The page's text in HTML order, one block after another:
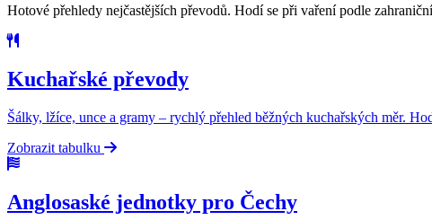
Hotové přehledy nejčastějších převodů. Hodí se při vaření podle
Kuchařské převody
Šálky, lžíce, unce a gramy – rychlý přehled běžných kuchařských měr.
Zobrazit tabulku
Anglosaské jednotky pro Čechy